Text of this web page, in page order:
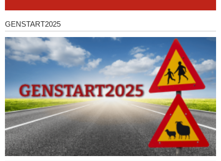
Genstart2025
GENSTART2025